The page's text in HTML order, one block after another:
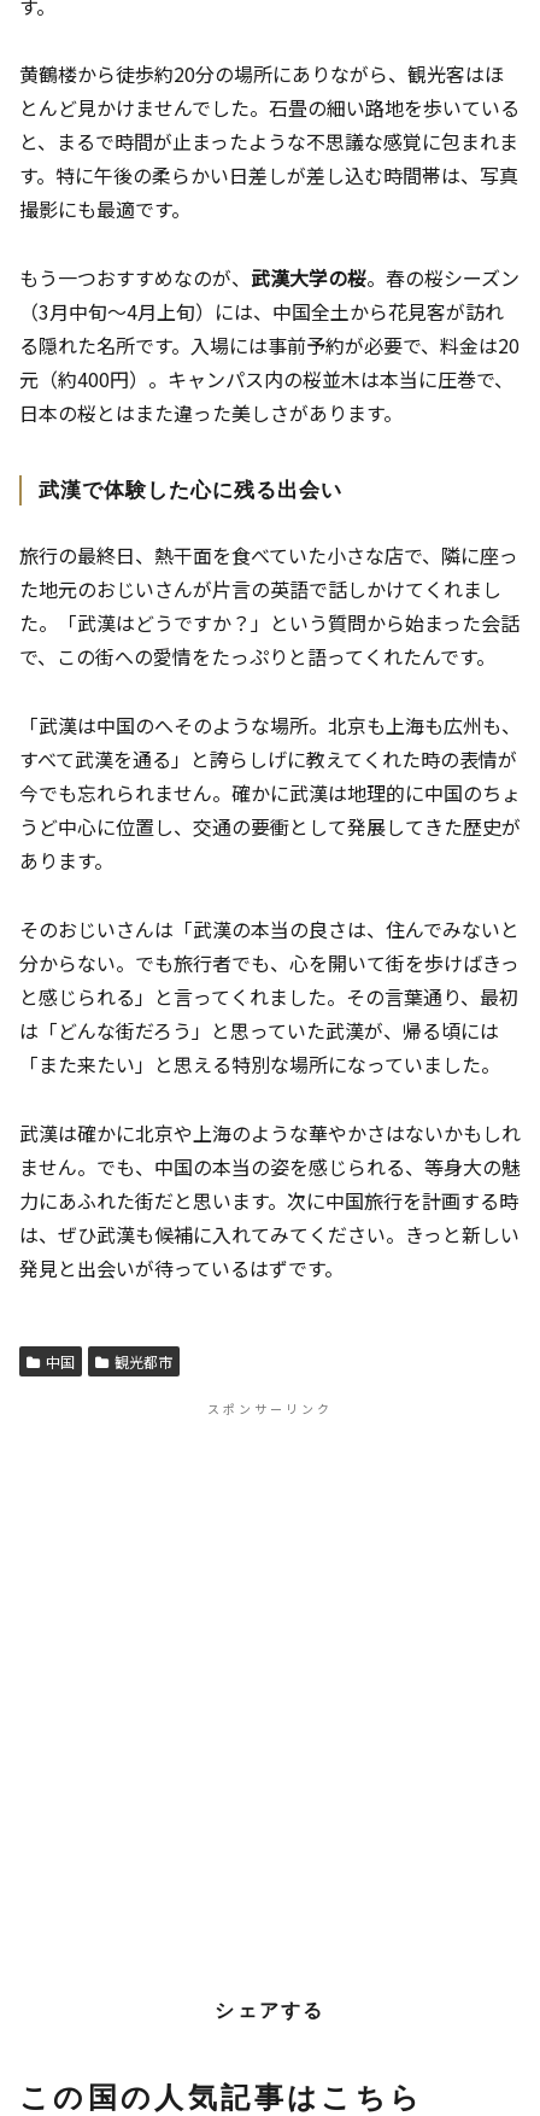
黄鶴楼から徒歩約20分の場所にありながら、観光客はほ
とんど見かけませんでした。石畳の細い路地を歩いている
と、まるで時間が止まったような不思議な感覚に包まれま
す。特に午後の柔らかい日差しが差し込む時間帯は、写真
撮影にも最適です。
もう一つおすすめなのが、 武漢大学の桜。春の桜シーズン
（3月中旬〜4月上旬）には、中国全土から花見客が訪れ
る隠れた名所です。入場には事前予約が必要で、料金は20
元（約400円）。キャンパス内の桜並木は本当に圧巻で、
日本の桜とはまた違った美しさがあります。
武漢で体験した心に残る出会い
旅行の最終日、熱干面を食べていた小さな店で、隣に座っ
た地元のおじいさんが片言の英語で話しかけてくれまし
た。「武漢はどうですか？」という質問から始まった会話
で、この街への愛情をたっぷりと語ってくれたんです。
「武漢は中国のへそのような場所。北京も上海も広州も、
すべて武漢を通る」と誇らしげに教えてくれた時の表情が
今でも忘れられません。確かに武漢は地理的に中国のちょ
うど中心に位置し、交通の要衝として発展してきた歴史が
あります。
そのおじいさんは「武漢の本当の良さは、住んでみないと
分からない。でも旅行者でも、心を開いて街を歩けばきっ
と感じられる」と言ってくれました。その言葉通り、最初
は「どんな街だろう」と思っていた武漢が、帰る頃には
「また来たい」と思える特別な場所になっていました。
武漢は確かに北京や上海のような華やかさはないかもしれ
ません。でも、中国の本当の姿を感じられる、等身大の魅
力にあふれた街だと思います。次に中国旅行を計画する時
は、ぜひ武漢も候補に入れてみてください。きっと新しい
発見と出会いが待っているはずです。
中国 観光都市
スポンサーリンク
シェアする
この国の人気記事はこちら